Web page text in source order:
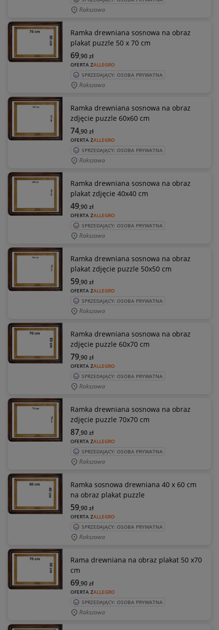
Rakszawa
Ramka drewniana sosnowa na obraz
plakat puzzle 50 x 70 cm
OFERTA ZALLEGRO
69,90zł
SPRZEDAJĄCY: OSOBA PRYWATNA
Rakszawa
Ramka drewniana sosnowa na obraz
zdjęcie puzzle 60x60 cm
OFERTA ZALLEGRO
74,90zł
SPRZEDAJĄCY: OSOBA PRYWATNA
Rakszawa
Ramka drewniana sosnowa na obraz
plakat zdjęcie 40x40 cm
OFERTA ZALLEGRO
49,90zł
SPRZEDAJĄCY: OSOBA PRYWATNA
Rakszawa
Ramka drewniana sosnowa na obraz
plakat zdjęcie puzzle 50x50 cm
OFERTA ZALLEGRO
59,90zł
SPRZEDAJĄCY: OSOBA PRYWATNA
Rakszawa
Ramka drewniana sosnowa na obraz
zdjęcie puzzle 60x70 cm
OFERTA ZALLEGRO
79,90zł
SPRZEDAJĄCY: OSOBA PRYWATNA
Rakszawa
Ramka drewniana sosnowa na obraz
zdjęcie puzzle 70x70 cm
OFERTA ZALLEGRO
87,90zł
SPRZEDAJĄCY: OSOBA PRYWATNA
Rakszawa
Ramka sosnowa drewniana 40 x 60 cm
na obraz plakat puzzle
OFERTA ZALLEGRO
59,90zł
SPRZEDAJĄCY: OSOBA PRYWATNA
Rakszawa
Rama drewniana na obraz plakat 50 x70
cm
OFERTA ZALLEGRO
69,90zł
SPRZEDAJĄCY: OSOBA PRYWATNA
Rakszawa